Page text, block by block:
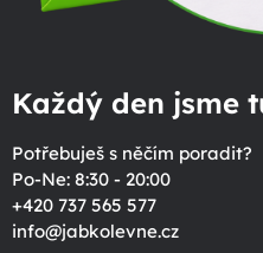
Každý den jsme
Potřebuješ s něčím poradit?
Po-Ne: 8:30 - 20:00
+420 737 565 577
info@jabkolevne.cz